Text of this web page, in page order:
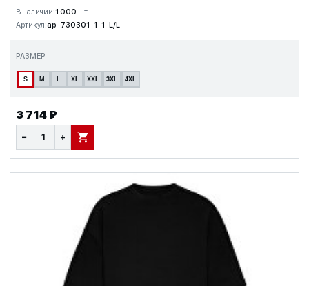
В наличии:1 000 шт.
Артикул:ap-730301-1-1-L/L
РАЗМЕР
S M XL XXL 3XL 4XL
3 714 ₽
− + В КОРЗИНУ